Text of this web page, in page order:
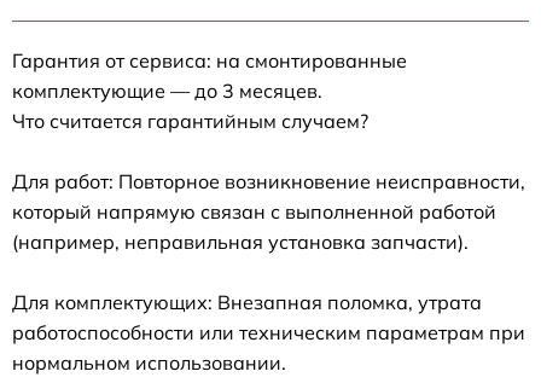
Гарантия от сервиса: на смонтированные
комплектующие — до 3 месяцев.
Что считается гарантийным случаем?
Для работ: Повторное возникновение неисправности,
который напрямую связан с выполненной работой
(например, неправильная установка запчасти).
Для комплектующих: Внезапная поломка, утрата
работоспособности или техническим параметрам при
нормальном использовании.